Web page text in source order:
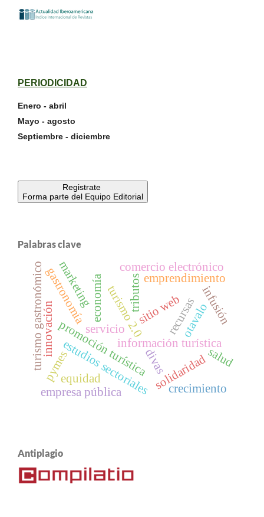
PERIODICIDAD
Enero - abril
Mayo - agosto
Septiembre - diciembre
Registrate
Forma parte del Equipo Editorial
Palabras clave
turismo 2.0
promoción turística
sitio web
información turística
estudios sectoriales
servicio
economía recursas
divas
tributos
gastronomía otavalo
turismo gastronómico
empresa pública
emprendimiento
comercio electrónico
innovación
equidad solidaridad
crecimiento
pymes
marketing infusión
salud
Antiplagio